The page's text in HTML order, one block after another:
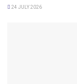
24 JULY 2026